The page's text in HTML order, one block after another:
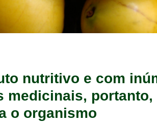
nutritivo e com
medicinais, portanto,
o organismo